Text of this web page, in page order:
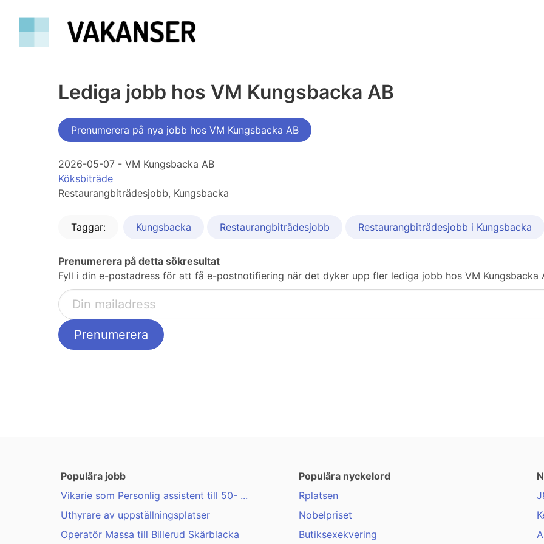
Lediga jobb hos VM Kungsbacka AB
Prenumerera på nya jobb hos VM Kungsbacka AB
2026-05-07 - VM Kungsbacka AB
Köksbiträde
Restaurangbiträdesjobb, Kungsbacka
Taggar: Kungsbacka Restaurangbiträdesjobb Restaurangbiträdesjobb i Kungsbacka
Prenumerera på detta sökresultat
Fyll i din e-postadress för att få e-postnotifiering när det dyker upp fler lediga jobb hos VM Kungsbacka
Populära jobb
Vikarie som Personlig assistent till 50- ...
Uthyrare av uppställningsplatser
Operatör Massa till Billerud Skärblacka
Populära nyckelord
Rplatsen
Nobelpriset
Butiksexekvering